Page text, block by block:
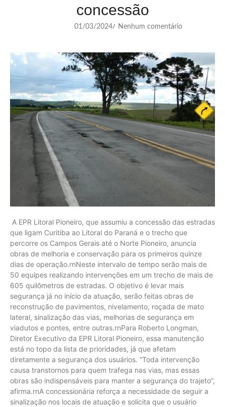
concessão
01/03/2024/ Nenhum comentário
A EPR Litoral Pioneiro, que assumiu a concessão das estradas
que ligam Curitiba ao Litoral do Paraná e o trecho que
percorre os Campos Gerais até o Norte Pioneiro, anuncia
obras de melhoria e conservação para os primeiros quinze
dias de operação.rnNeste intervalo de tempo serão mais de
50 equipes realizando intervenções em um trecho de mais de
605 quilômetros de estradas. O objetivo é levar mais
segurança já no início da atuação, serão feitas obras de
reconstrução de pavimentos, nivelamento, roçada de mato
lateral, sinalização das vias, melhorias de segurança em
viadutos e pontes, entre outras.rnPara Roberto Longman,
Diretor Executivo da EPR Litoral Pioneiro, essa manutenção
está no topo da lista de prioridades, já que afetam
diretamente a segurança dos usuários. “Toda intervenção
causa transtornos para quem trafega nas vias, mas essas
obras são indispensáveis para manter a segurança do trajeto”,
afirma.rnA concessionária reforça a necessidade de seguir a
sinalização nos locais de atuação e solicita que o usuário